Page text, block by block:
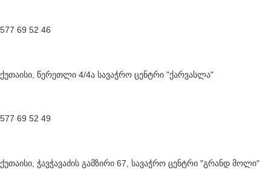
577 69 52 46
ქუთაისი, წერეთლი 4/4ა სავაჭრო ცენტრი "ქარვასლა"
577 69 52 49
ქუთაისი, ჭავჭავაძის გამზირი 67, სავაჭრო ცენტრი "გრანდ მოლი"